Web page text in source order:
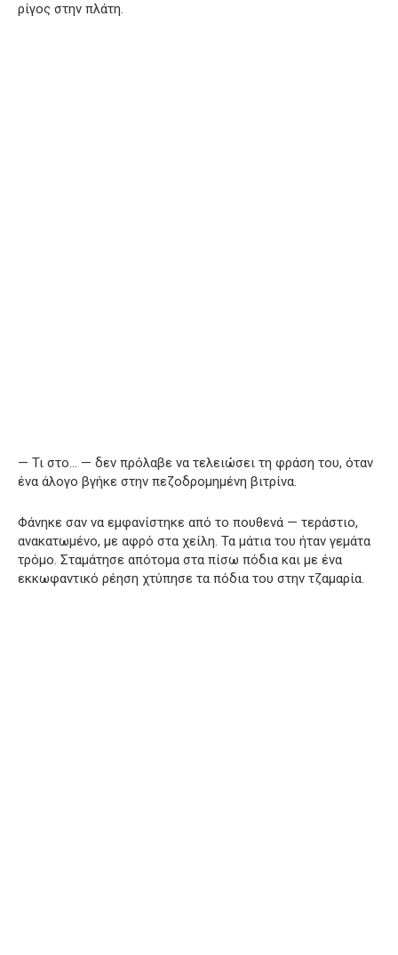
ρίγος στην πλάτη.
— Τι στο… — δεν πρόλαβε να τελειώσει τη φράση του, όταν
ένα άλογο βγήκε στην πεζοδρομημένη βιτρίνα.
Φάνηκε σαν να εμφανίστηκε από το πουθενά — τεράστιο,
ανακατωμένο, με αφρό στα χείλη. Τα μάτια του ήταν γεμάτα
τρόμο. Σταμάτησε απότομα στα πίσω πόδια και με ένα
εκκωφαντικό ρέηση χτύπησε τα πόδια του στην τζαμαρία.